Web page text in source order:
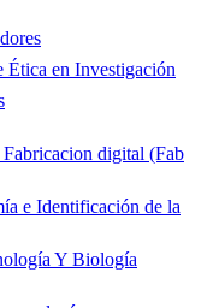
en Investigación
digital (Fab
e Identificación de la
Y Biología